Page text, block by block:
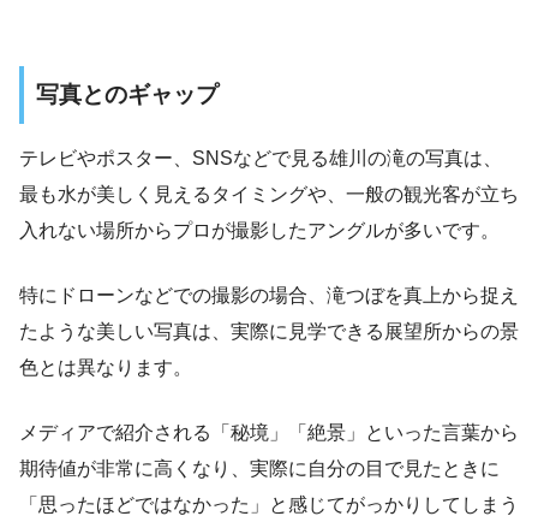
写真とのギャップ
テレビやポスター、SNSなどで見る雄川の滝の写真は、
最も水が美しく見えるタイミングや、一般の観光客が立ち
入れない場所からプロが撮影したアングルが多いです。
特にドローンなどでの撮影の場合、滝つぼを真上から捉え
たような美しい写真は、実際に見学できる展望所からの景
色とは異なります。
メディアで紹介される「秘境」「絶景」といった言葉から
期待値が非常に高くなり、実際に自分の目で見たときに
「思ったほどではなかった」と感じてがっかりしてしまう